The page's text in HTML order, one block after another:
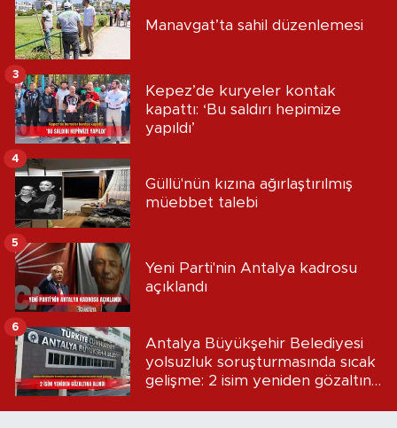
Manavgat’ta sahil düzenlemesi
Kepez’de kuryeler kontak
kapattı: ‘Bu saldırı hepimize
yapıldı’
3
Güllü'nün kızına ağırlaştırılmış
müebbet talebi
4
Yeni Parti'nin Antalya kadrosu
açıklandı
5
Antalya Büyükşehir Belediyesi
yolsuzluk soruşturmasında sıcak
gelişme: 2 isim yeniden gözaltına
6